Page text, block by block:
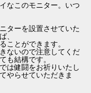
なこのモニター。いつ
ターを設置させていた
、
ことができます。
ないので注意してくだ
も結構です。
は健闘をお祈りいたし
やらせていただきま